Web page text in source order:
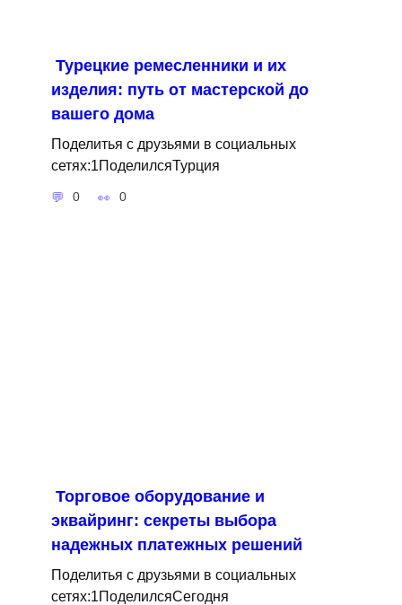
Турецкие ремесленники и их
изделия: путь от мастерской до
вашего дома
Поделитья с друзьями в социальных
сетях:1ПоделилсяТурция
0 0
Торговое оборудование и
эквайринг: секреты выбора
надежных платежных решений
Поделитья с друзьями в социальных
сетях:1ПоделилсяСегодня